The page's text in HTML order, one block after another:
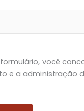
você
e a administração